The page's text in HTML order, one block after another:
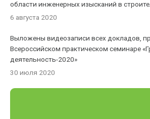
области инженерных изысканий в
6 августа 2020
Выложены видеозаписи всех докладов,
Всероссийском практическом семинаре
деятельность-2020»
30 июля 2020